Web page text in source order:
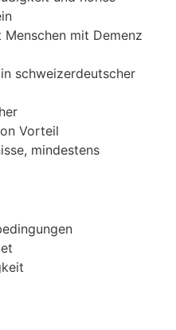
mit Demenz
schweizerdeutscher
Vorteil
mindestens